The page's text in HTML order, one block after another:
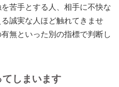
苦手とする人、相手に不快な
誠実な人ほど触れてきませ
無といった別の指標で判断し
しまいます